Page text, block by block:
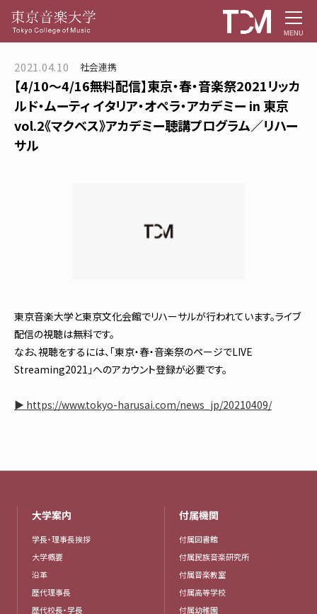
MENU
2021.04.10 社会連携
【4/10〜4/16無料配信】東京・春・音楽祭2021リッカ
ルド・ムーティ イタリア・オペラ・アカデミー in 東京
vol.2《マクベス》アカデミー聴講プログラム／リハー
サル
東京音楽大学と東京文化会館でリハーサルが行われています。ライブ
配信の視聴は無料です。
なお、視聴をするには、「東京・春・音楽祭のページでLIVE
Streaming2021」へのアカウント登録が必要です。
▶️ https://www.tokyo-harusai.com/news_jp/20210409/
大学案内
学長・理事長挨拶
大学概要
沿革
歴代理事長
歴代校長・学長
付属機関
付属図書館
付属民族音楽研究所
付属音楽教室
付属高等学校
付属幼稚園